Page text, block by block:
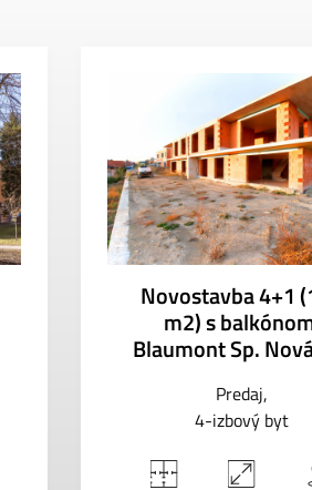
Novostavba 4+1
m2) s
Blaumont Sp.
Predaj
4-izbový byt